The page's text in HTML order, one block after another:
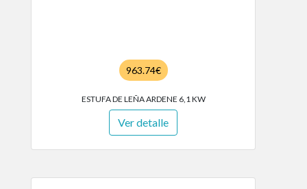
963.74€
ESTUFA DE LEÑA ARDENE 6,1 KW
Ver detalle